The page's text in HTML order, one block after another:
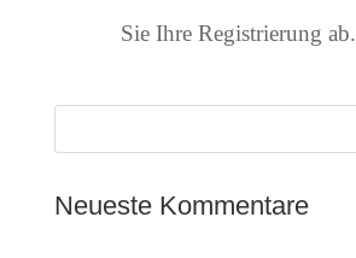
Sie Ihre Registrierung ab.
Neueste Kommentare